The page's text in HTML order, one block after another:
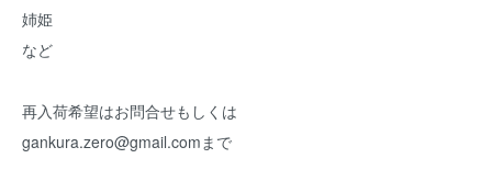
姉姫
など
再入荷希望はお問合せもしくは
gankura.zero@gmail.comまで